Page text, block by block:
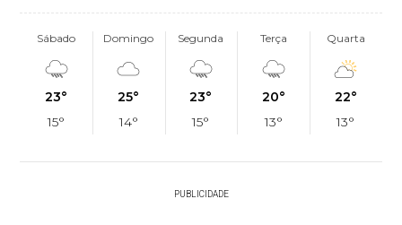
Sábado
23°
15°
Domingo
25°
14°
Segunda
23°
15°
Terça
20°
13°
Quarta
22°
13°
PUBLICIDADE